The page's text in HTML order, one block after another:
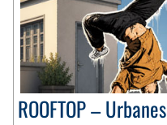
ROOFTOP –